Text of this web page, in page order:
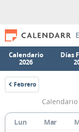
Calendario
2026
Días
Febrero
1900
Lun Mar